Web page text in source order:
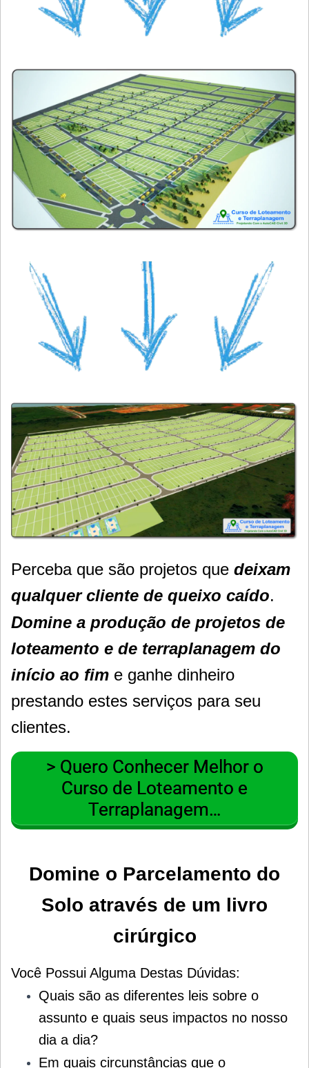
Perceba que são projetos que deixam
qualquer cliente de queixo caído.
Domine a produção de projetos de
loteamento e de terraplanagem do
início ao fim e ganhe dinheiro
prestando estes serviços para seu
clientes.
> Quero Conhecer Melhor o
Curso de Loteamento e
Terraplanagem…
Domine o Parcelamento do
Solo através de um livro
cirúrgico
Você Possui Alguma Destas Dúvidas:
Quais são as diferentes leis sobre o
assunto e quais seus impactos no nosso
dia a dia?
Em quais circunstâncias que o